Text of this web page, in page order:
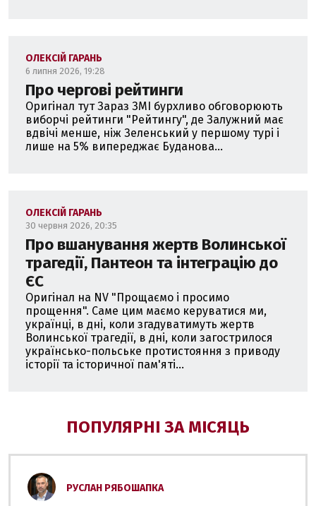
ОЛЕКСІЙ ГАРАНЬ
6 липня 2026, 19:28
Про чергові рейтинги
Оригінал тут Зараз ЗМІ бурхливо обговорюють
виборчі рейтинги "Рейтингу", де Залужний має
вдвічі менше, ніж Зеленський у першому турі і
лише на 5% випереджає Буданова...
ОЛЕКСІЙ ГАРАНЬ
30 червня 2026, 20:35
Про вшанування жертв Волинської
трагедії, Пантеон та інтеграцію до
ЄС
Оригінал на NV "Прощаємо і просимо
прощення". Саме цим маємо керуватися ми,
українці, в дні, коли згадуватимуть жертв
Волинської трагедії, в дні, коли загострилося
українсько-польське протистояння з приводу
історії та історичної пам'яті...
ПОПУЛЯРНІ ЗА МІСЯЦЬ
РУСЛАН РЯБОШАПКА